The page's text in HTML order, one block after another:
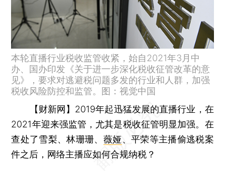
本轮直播行业税收监管收紧，始自2021年3月中
办、国办印发《关于进一步深化税收征管改革的意
见》，要求对逃避税问题多发的行业和人群，加强
税收风险防控和监管。图：视觉中国
【财新网】 2019年起迅猛发展的直播行业，在
2021年迎来强监管，尤其是税收征管明显加强。在
查处了雪梨、林珊珊、 薇娅、平荣等主播偷逃税案
件之后，网络主播应如何合规纳税？